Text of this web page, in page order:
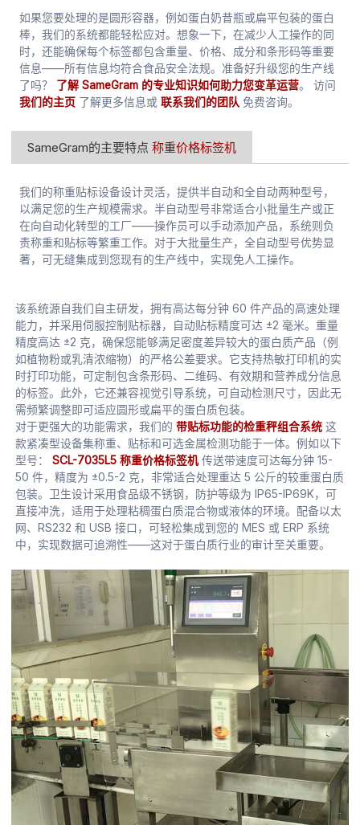
如果您要处理的是圆形容器，例如蛋白奶昔瓶或扁平包装的蛋白
棒，我们的系统都能轻松应对。想象一下，在减少人工操作的同
时，还能确保每个标签都包含重量、价格、成分和条形码等重要
信息——所有信息均符合食品安全法规。准备好升级您的生产线
了吗？ 了解 SameGram 的专业知识如何助力您变革运营。 访问
我们的主页 了解更多信息或联系我们的团队 免费咨询。
SameGram的主要特点称重价格标签机
我们的称重贴标设备设计灵活，提供半自动和全自动两种型号，
以满足您的生产规模需求。半自动型号非常适合小批量生产或正
在向自动化转型的工厂——操作员可以手动添加产品，系统则负
责称重和贴标等繁重工作。对于大批量生产，全自动型号优势显
著，可无缝集成到您现有的生产线中，实现免人工操作。
该系统源自我们自主研发，拥有高达每分钟 60 件产品的高速处理
能力，并采用伺服控制贴标器，自动贴标精度可达 ±2 毫米。重量
精度高达 ±2 克，确保您能够满足密度差异较大的蛋白质产品（例
如植物粉或乳清浓缩物）的严格公差要求。它支持热敏打印机的实
时打印功能，可定制包含条形码、二维码、有效期和营养成分信息
的标签。此外，它还兼容视觉引导系统，可自动检测尺寸，因此无
需频繁调整即可适应圆形或扁平的蛋白质包装。
对于更强大的功能需求，我们的带贴标功能的检重秤组合系统 这
款紧凑型设备集称重、贴标和可选金属检测功能于一体。例如以下
型号：SCL-7035L5 称重价格标签机传送带速度可达每分钟 15-
50 件，精度为 ±0.5-2 克，非常适合处理重达 5 公斤的较重蛋白质
包装。卫生设计采用食品级不锈钢，防护等级为 IP65-IP69K，可
直接冲洗，适用于处理粘稠蛋白质混合物或液体的环境。配备以太
网、RS232 和 USB 接口，可轻松集成到您的 MES 或 ERP 系统
中，实现数据可追溯性——这对于蛋白质行业的审计至关重要。